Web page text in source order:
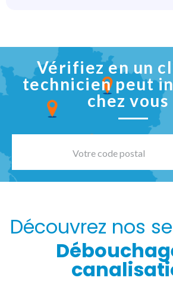
Vérifiez en un
technicien peut
chez vous
Découvrez nos